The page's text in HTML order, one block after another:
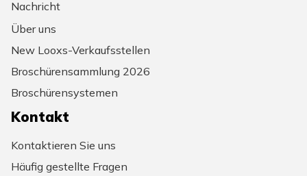
Nachricht
Über uns
New Looxs-Verkaufsstellen
Broschürensammlung 2026
Broschürensystemen
Kontakt
Kontaktieren Sie uns
Häufig gestellte Fragen